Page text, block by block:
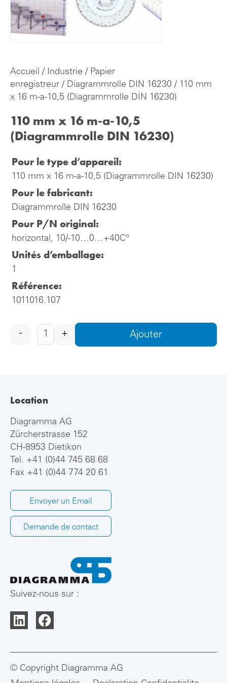
Accueil / Industrie / Papier
enregistreur / Diagrammrolle DIN 16230 / 110 mm
x 16 m-a-10,5 (Diagrammrolle DIN 16230)
110 mm x 16 m-a-10,5
(Diagrammrolle DIN 16230)
Pour le type d’appareil:
110 mm x 16 m-a-10,5 (Diagrammrolle DIN 16230)
Pour le fabricant:
Diagrammrolle DIN 16230
Pour P/N original:
horizontal, 10/-10…0…+40C°
Unités d’emballage:
1
Référence:
1011016.107
- + Ajouter
Location
Diagramma AG
Zürcherstrasse 152
CH-8953 Dietikon
Tel. +41 (0)44 745 68 68
Fax +41 (0)44 774 20 61
Envoyer un Email
Demande de contact
Suivez-nous sur :
© Copyright Diagramma AG